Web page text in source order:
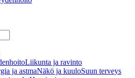
Liikunta ja ravinto
ja astmaNäkö ja kuuloSuun terveys